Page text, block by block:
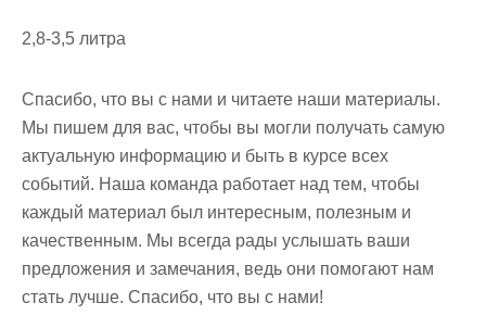
2,8-3,5 литра
Спасибо, что вы с нами и читаете наши материалы.
Мы пишем для вас, чтобы вы могли получать самую
актуальную информацию и быть в курсе всех
событий. Наша команда работает над тем, чтобы
каждый материал был интересным, полезным и
качественным. Мы всегда рады услышать ваши
предложения и замечания, ведь они помогают нам
стать лучше. Спасибо, что вы с нами!